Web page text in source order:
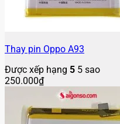
Thay pin Oppo A93
Được xếp hạng 5 5 sao
250.000₫